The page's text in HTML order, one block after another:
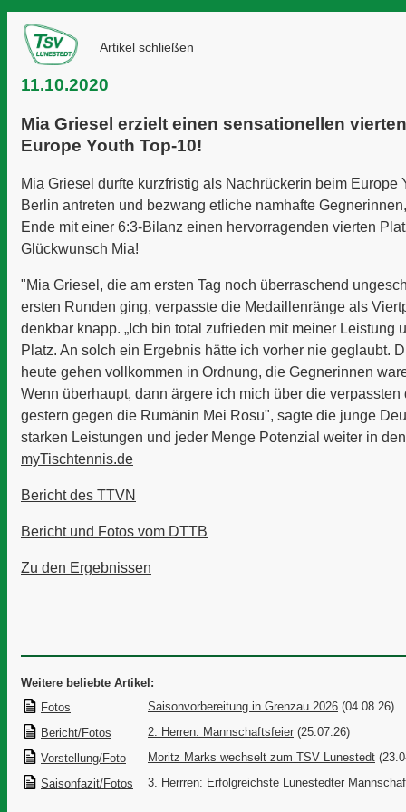
Artikel schließen
11.10.2020
Mia Griesel erzielt einen sensationellen
Europe Youth Top-10!
Mia Griesel durfte kurzfristig als Nachrückerin beim Europe
Berlin antreten und bezwang etliche namhafte
Ende mit einer 6:3-Bilanz einen hervorragenden vierten
Glückwunsch Mia!
"Mia Griesel, die am ersten Tag noch überraschend
ersten Runden ging, verpasste die Medaillenränge als
denkbar knapp. „Ich bin total zufrieden mit meiner Leistung
Platz. An solch ein Ergebnis hätte ich vorher nie geglaubt.
heute gehen vollkommen in Ordnung, die Gegnerinnen
Wenn überhaupt, dann ärgere ich mich über die verpassten
gestern gegen die Rumänin Mei Rosu", sagte die junge
starken Leistungen und jeder Menge Potenzial weiter in
myTischtennis.de
Bericht des TTVN
Bericht und Fotos vom DTTB
Zu den Ergebnissen
Weitere beliebte Artikel:
Fotos
Saisonvorbereitung in Grenzau 2026 (04.08.26)
Bericht/Fotos
2. Herren: Mannschaftsfeier (25.07.26)
Vorstellung/Foto
Moritz Marks wechselt zum TSV Lunestedt
Saisonfazit/Fotos
3. Herrren: Erfolgreichste Lunestedter